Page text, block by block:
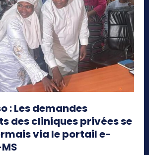
: Les demandes
des cliniques privées se
via le portail e-